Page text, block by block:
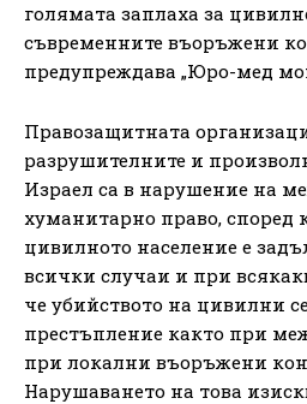
голямата заплаха за
съвременните въоръжени
предупреждава „Юро-мед
Правозащитната
разрушителните и
Израел са в нарушение на
хуманитарно право, според
цивилното население е
всички случаи и при
че убийството на цивилни
престъпление както при
при локални въоръжени
Нарушаването на това